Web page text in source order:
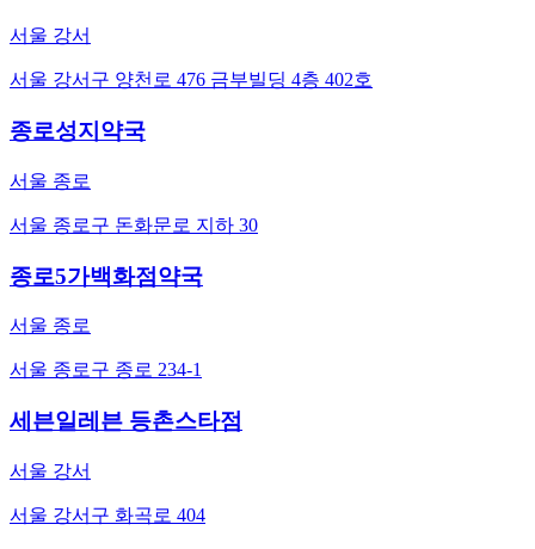
서울 강서
서울 강서구 양천로 476 금부빌딩 4층 402호
종로성지약국
서울 종로
서울 종로구 돈화문로 지하 30
종로5가백화점약국
서울 종로
서울 종로구 종로 234-1
세븐일레븐 등촌스타점
서울 강서
서울 강서구 화곡로 404